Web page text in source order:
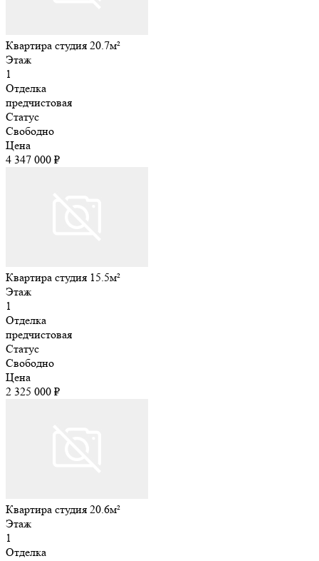
Квартира студия 20.7м²
Этаж
1
Отделка
предчистовая
Статус
Свободно
Цена
4 347 000 ₽
Квартира студия 15.5м²
Этаж
1
Отделка
предчистовая
Статус
Свободно
Цена
2 325 000 ₽
Квартира студия 20.6м²
Этаж
1
Отделка